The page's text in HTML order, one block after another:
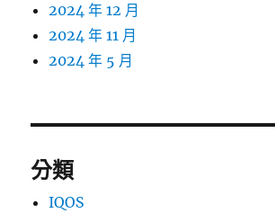
2024 年 12 月
2024 年 11 月
2024 年 5 月
分類
IQOS